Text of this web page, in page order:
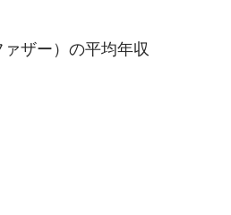
ザー）の平均年収